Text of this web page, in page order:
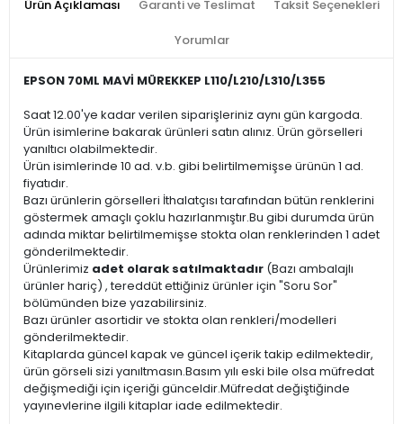
Ürün Açıklaması Garanti ve Teslimat Taksit Seçenekleri
Yorumlar
EPSON 70ML MAVİ MÜREKKEP L110/L210/L310/L355
Saat 12.00'ye kadar verilen siparişleriniz aynı gün kargoda.
Ürün isimlerine bakarak ürünleri satın alınız. Ürün görselleri
yanıltıcı olabilmektedir.
Ürün isimlerinde 10 ad. v.b. gibi belirtilmemişse ürünün 1 ad.
fiyatıdır.
Bazı ürünlerin görselleri İthalatçısı tarafından bütün renklerini
göstermek amaçlı çoklu hazırlanmıştır.Bu gibi durumda ürün
adında miktar belirtilmemişse stokta olan renklerinden 1 adet
gönderilmektedir.
Ürünlerimiz adet olarak satılmaktadır (Bazı ambalajlı
ürünler hariç) , tereddüt ettiğiniz ürünler için "Soru Sor"
bölümünden bize yazabilirsiniz.
Bazı ürünler asortidir ve stokta olan renkleri/modelleri
gönderilmektedir.
Kitaplarda güncel kapak ve güncel içerik takip edilmektedir,
ürün görseli sizi yanıltmasın.Basım yılı eski bile olsa müfredat
değişmediği için içeriği günceldir.Müfredat değiştiğinde
yayınevlerine ilgili kitaplar iade edilmektedir.